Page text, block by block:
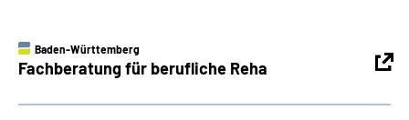
Baden-Württemberg
Fachberatung für berufliche Reha